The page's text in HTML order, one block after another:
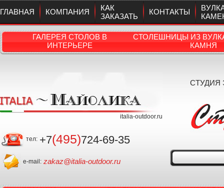
ГЛАВНАЯ КОМПАНИЯ
КАК
ЗАКАЗАТЬ
КОНТАКТЫ
ГАЛЕРЕЯ СТОЛОВ В
ИНТЕРЬЕРЕ
СТОЛЕШНИЦЫ ИЗ
КАМНЯ
italia-outdoor.ru
тел: +7(495)724-69-35
e-mail: zakaz@italia-outdoor.ru
СТУДИЯ